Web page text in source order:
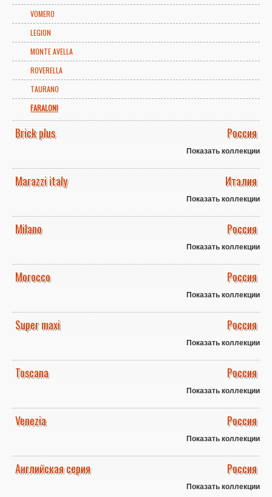
VOMERO
LEGION
MONTE AVELLA
ROVERELLA
TAURANO
FARALONI
Brick plus Россия
Показать коллекции
Marazzi italy Италия
Показать коллекции
Milano Россия
Показать коллекции
Morocco Россия
Показать коллекции
Super maxi Россия
Показать коллекции
Toscana Россия
Показать коллекции
Venezia Россия
Показать коллекции
Английская серия Россия
Показать коллекции